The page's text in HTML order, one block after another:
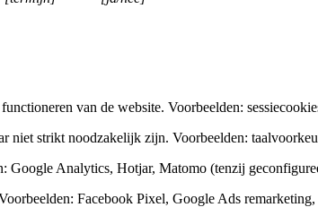
van de website. Voorbeelden:
niet strikt noodzakelijk zijn. Voorbeelden:
Google Analytics, Hotjar, Matomo (tenzij
Facebook Pixel, Google Ads